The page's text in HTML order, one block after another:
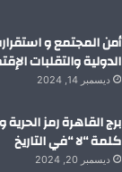
أمن المجتمع و
الدولية والتقلبات
ديسمبر 14, 2024
برج القاهرة رمز
كلمة “لا “في التاريخ
ديسمبر 20, 2024